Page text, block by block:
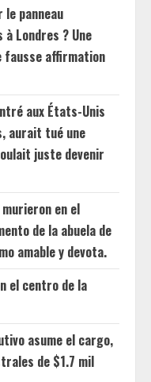
panneau
Londres ? Une
affirmation
aux États-Unis
aurait tué une
juste devenir
en el
de la abuela de
amable y devota.
el centro de la
asume el cargo,
de $1.7 mil